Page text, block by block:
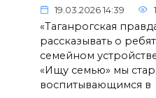
19.03.2026 14:39
«Таганрогская
рассказывать о
семейном
«Ищу семью» мы
воспитывающимся в